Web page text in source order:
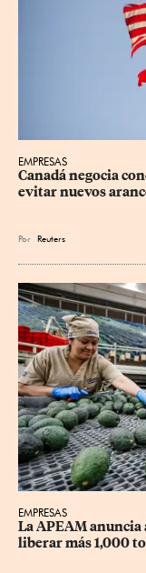
EMPRESAS
Canadá negocia
evitar nuevos
Por Reuters
EMPRESAS
La APEAM anuncia
liberar más 1,000